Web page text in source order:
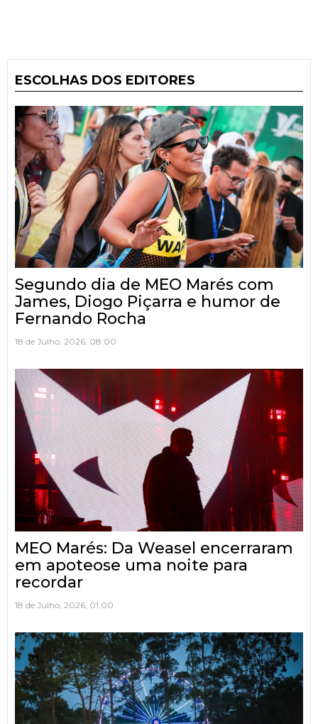
ESCOLHAS DOS EDITORES
Segundo dia de MEO Marés com
James, Diogo Piçarra e humor de
Fernando Rocha
18 de Julho, 2026, 08:00
MEO Marés: Da Weasel encerraram
em apoteose uma noite para
recordar
18 de Julho, 2026, 01:00